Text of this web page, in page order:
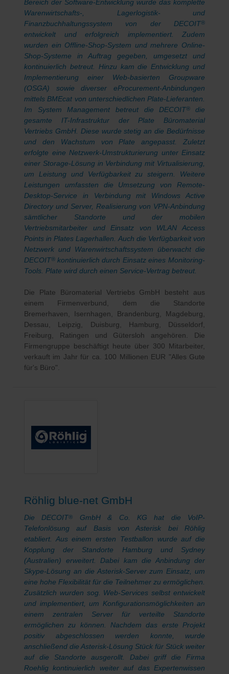
Bereich der Software-Entwicklung wurde das komplette
Warenwirtschafts-, Lagerlogistik- und
Finanzbuchhaltungssystem von der DECOIT®
entwickelt und erfolgreich implementiert. Zudem
wurden ein Offline-Shop-System und mehrere Online-
Shop-Systeme in Auftrag gegeben, umgesetzt und
kontinuierlich betreut. Hinzu kam die Entwicklung und
Implementierung einer Web-basierten Groupware
(OSGA) sowie diverser eProcurement-Anbindungen
mittels BMEcat von unterschiedlichen Plate-Lieferanten.
Im System Management betreut die DECOIT® die
gesamte IT-Infrastruktur der Plate Büromaterial
Vertriebs GmbH. Diese wurde stetig an die Bedürfnisse
und den Wachstum von Plate angepasst. Zuletzt
erfolgte eine Netzwerk-Umstrukturierung unter Einsatz
einer Storage-Lösung in Verbindung mit Virtualisierung,
um Leistung und Verfügbarkeit zu steigern. Weitere
Leistungen umfassten die Umsetzung von Remote-
Desktop-Service in Verbindung mit Windows Active
Directory und Server, Realisierung von VPN-Anbindung
sämtlicher Standorte und der mobilen
Vertriebsmitarbeiter und Einsatz von WLAN Access
Points in Plates Lagerhallen. Auch die Verfügbarkeit von
Netzwerk und Warenwirtschaftssystem überwacht die
DECOIT® kontinuierlich durch Einsatz eines Monitoring-
Tools. Plate wird durch einen Service-Vertrag betreut.
Die Plate Büromaterial Vertriebs GmbH besteht aus
einem Firmenverbund, dem die Standorte
Bremerhaven, Isernhagen, Brandenburg, Magdeburg,
Dessau, Leipzig, Duisburg, Hamburg, Düsseldorf,
Freiburg, Ratingen und Gütersloh angehören. Die
Firmengruppe beschäftigt heute über 300 Mitarbeiter,
verkauft im Jahr für ca. 100 Millionen EUR "Alles Gute
für's Büro".
Röhlig blue-net GmbH
Die DECOIT®
GmbH & Co. KG hat die VoIP-
Telefonlösung auf Basis von Asterisk bei Röhlig
etabliert. Aus einem ersten Testballon wurde auf die
Kopplung der Standorte Hamburg und Sydney
(Australien) erweitert. Dabei kam die Anbindung der
Skype-Lösung an die Asterisk-Server zum Einsatz, um
eine hohe Flexibilität für die Teilnehmer zu ermöglichen.
Zusätzlich wurden sog. Web-Services selbst entwickelt
und implementiert, um Konfigurationsmöglichkeiten an
einem zentralen Server für verteilte Standorte
ermöglichen zu können. Nachdem das erste Projekt
positiv abgeschlossen werden konnte, wurde
anschließend die Asterisk-Lösung Stück für Stück weiter
auf die Standorte ausgerollt. Dabei griff die Firma
Roehlig kontinuierlich weiter auf das Expertenwissen